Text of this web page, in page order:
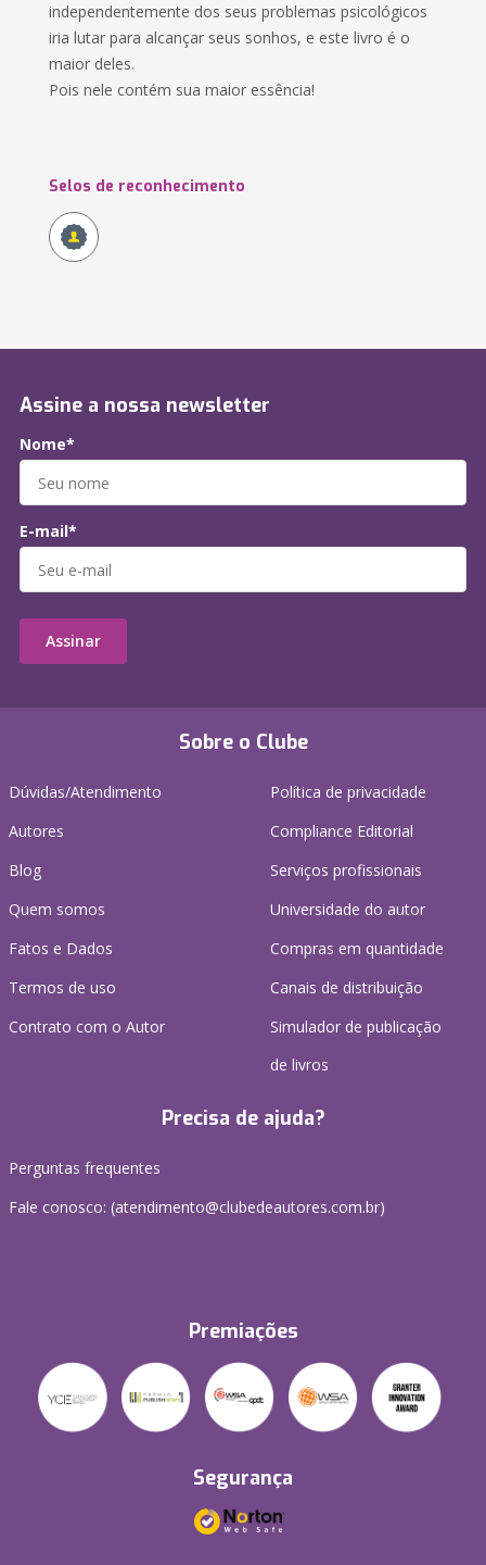
independentemente dos seus problemas psicológicos
iria lutar para alcançar seus sonhos, e este livro é o
maior deles.
Pois nele contém sua maior essência!
Selos de reconhecimento
Sobre o Clube
Dúvidas/Atendimento
Autores
Blog
Quem somos
Fatos e Dados
Termos de uso
Contrato com o Autor
Política de privacidade
Compliance Editorial
Serviços profissionais
Universidade do autor
Compras em quantidade
Canais de distribuição
Simulador de publicação
de livros
Precisa de ajuda?
Perguntas frequentes
Fale conosco: (atendimento@clubedeautores.com.br)
Premiações
Segurança
Assine a nossa newsletter
Nome*
E-mail*
Assinar